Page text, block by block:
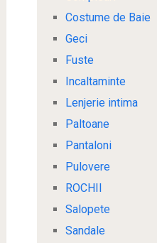
Costume de Baie
Geci
Fuste
Incaltaminte
Lenjerie intima
Paltoane
Pantaloni
Pulovere
ROCHII
Salopete
Sandale